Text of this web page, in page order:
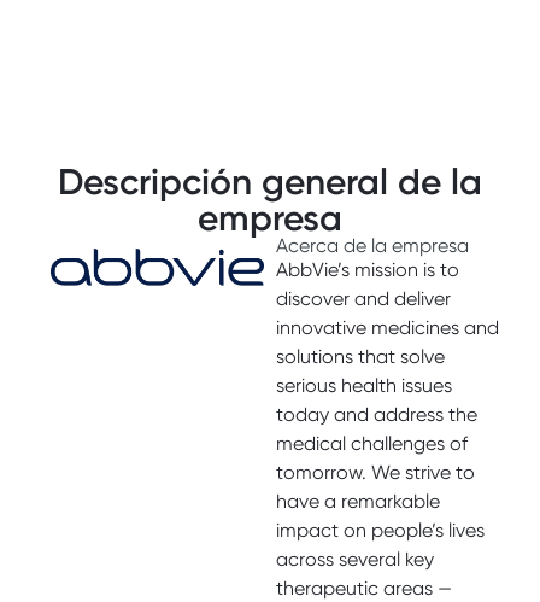
Descripción general de la
empresa
Acerca de la empresa
AbbVie’s mission is to
discover and deliver
innovative medicines and
solutions that solve
serious health issues
today and address the
medical challenges of
tomorrow. We strive to
have a remarkable
impact on people’s lives
across several key
therapeutic areas —